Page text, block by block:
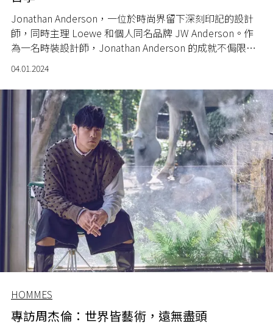
Jonathan Anderson ，一位於時尚界留下深刻印記的設計
師，同時主理 Loewe 和個人同名品牌 JW Anderson 。作
為一名時裝設計師， Jonathan Anderson 的成就不侷限於
時尚領域，即使身兼兩大品牌的創意總監，他持續在追求
創新的道路上闖蕩。
04.01.2024
HOMMES
專訪周杰倫：世界皆藝術，遠無盡頭